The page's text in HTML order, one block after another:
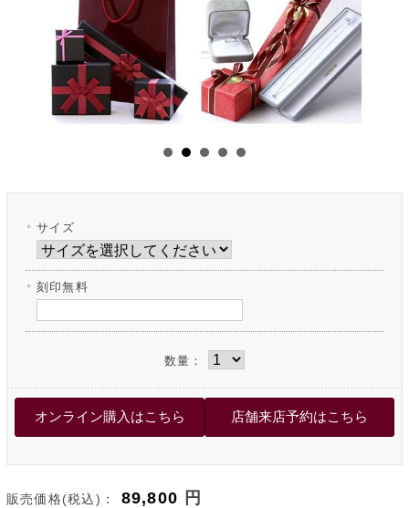
サイズ
刻印無料
数量：
販売価格(税込)： 89,800 円